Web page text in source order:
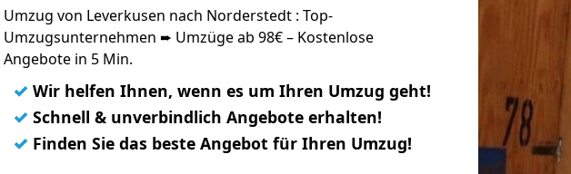
Umzug von Leverkusen nach Norderstedt : Top-
Umzugsunternehmen ➨ Umzüge ab 98€ – Kostenlose
Angebote in 5 Min.
✓ Wir helfen Ihnen, wenn es um Ihren Umzug geht!
✓ Schnell & unverbindlich Angebote erhalten!
✓ Finden Sie das beste Angebot für Ihren Umzug!